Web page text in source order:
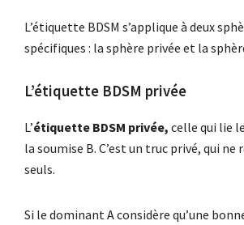
L’étiquette BDSM s’applique à deux
spécifiques : la sphère privée et la
L’étiquette BDSM privée
L’étiquette BDSM privée, celle qui lie
la soumise B. C’est un truc privé, qui ne
seuls.
Si le dominant A considère qu’une